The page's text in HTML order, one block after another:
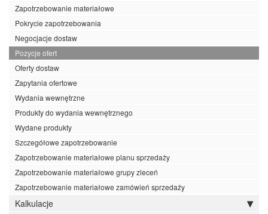
Zapotrzebowanie materiałowe
Pokrycie zapotrzebowania
Negocjacje dostaw
Pozycje ofert
Oferty dostaw
Zapytania ofertowe
Wydania wewnętrzne
Produkty do wydania wewnętrznego
Wydane produkty
Szczegółowe zapotrzebowanie
Zapotrzebowanie materiałowe planu sprzedaży
Zapotrzebowanie materiałowe grupy zleceń
Zapotrzebowanie materiałowe zamówień sprzedaży
Kalkulacje